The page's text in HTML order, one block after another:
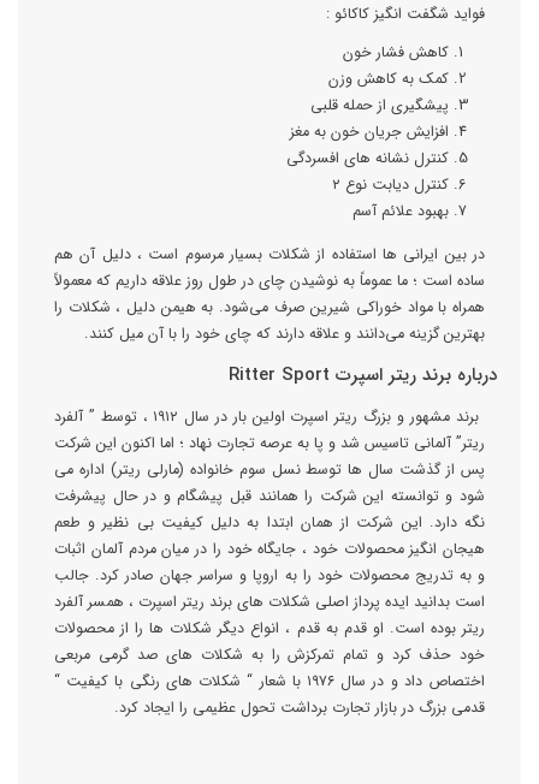
فواید شگفت انگیز کاکائو :
کاهش فشار‌ خون
کمک به کاهش وزن
پیشگیری از حمله قلبی
افزایش جریان خون به مغز
کنترل نشانه های افسردگی
کنترل دیابت نوع ۲
بهبود علائم آسم
در بین ایرانی‌ ها استفاده از شکلات بسیار مرسوم است ، دلیل آن هم
ساده است ؛ ما عموماً به نوشیدن چای در طول روز علاقه داریم که معمولاً
همراه با مواد خوراکی شیرین صرف می‌شود. به هیمن دلیل ، شکلات را
بهترین گزینه می‌دانند و علاقه دارند که چای خود را با آن میل کنند.
درباره برند ریتر اسپرت Ritter Sport
برند مشهور و بزرگ ریتر اسپرت اولین بار در سال ۱۹۱۲ ، توسط ” آلفرد
ریتر” آلمانی تاسیس شد و پا به عرصه تجارت نهاد ؛ اما اکنون این شرکت
پس از گذشت سال ها توسط نسل سوم خانواده (مارلی ریتر) اداره می
شود و توانسته این شرکت را همانند قبل پیشگام و در حال پیشرفت
نگه دارد. این شرکت از همان ابتدا به دلیل کیفیت بی نظیر و طعم
هیجان انگیز محصولات خود ، جایگاه خود را در میان مردم آلمان اثبات
و به تدریج محصولات خود را به اروپا و سراسر جهان صادر کرد. جالب
است بدانید ایده پرداز اصلی شکلات های برند ریتر اسپرت ، همسر آلفرد
ریتر بوده است. او قدم‌ به‌ قدم ، انواع دیگر شکلات ها را از محصولات
خود حذف کرد و تمام تمرکزش را به شکلات های صد گرمی مربعی
اختصاص داد و در سال ۱۹۷۶ با شعار “ شکلات های رنگی با کیفیت “
قدمی بزرگ در بازار تجارت برداشت تحول عظیمی را ایجاد کرد.